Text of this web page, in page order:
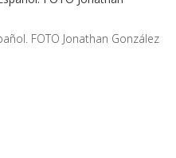
FOTO Jonathan González